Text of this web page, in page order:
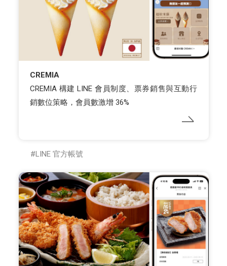
CREMIA
CREMIA 構建 LINE 會員制度、票券銷售與互動行
銷數位策略，會員數激增 36%
LINE 官方帳號